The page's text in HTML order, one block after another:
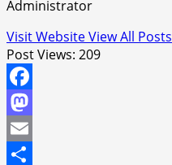
Administrator
Visit WebsiteView All Posts
Post Views: 209
Facebook
Mastodon
Email